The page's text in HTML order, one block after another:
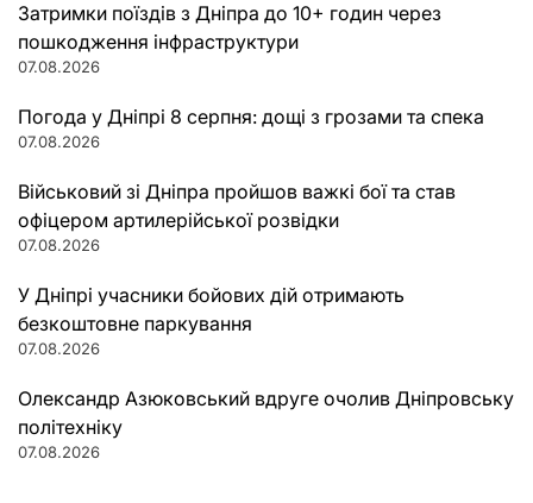
Затримки поїздів з Дніпра до 10+ годин через
пошкодження інфраструктури
07.08.2026
Погода у Дніпрі 8 серпня: дощі з грозами та спека
07.08.2026
Військовий зі Дніпра пройшов важкі бої та став
офіцером артилерійської розвідки
07.08.2026
У Дніпрі учасники бойових дій отримають
безкоштовне паркування
07.08.2026
Олександр Азюковський вдруге очолив Дніпровську
політехніку
07.08.2026